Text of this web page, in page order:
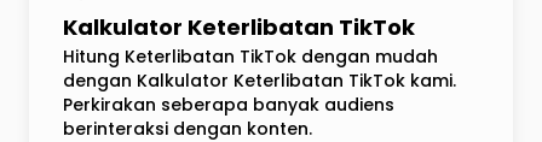
Kalkulator Keterlibatan TikTok
Hitung Keterlibatan TikTok dengan mudah
dengan Kalkulator Keterlibatan TikTok kami.
Perkirakan seberapa banyak audiens
berinteraksi dengan konten.